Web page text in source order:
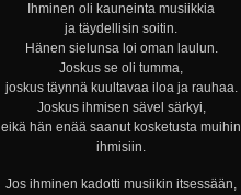
Ihminen oli kauneinta musiikkia
ja täydellisin soitin.
Hänen sielunsa loi oman laulun.
Joskus se oli tumma,
joskus täynnä kuultavaa iloa ja rauhaa.
Joskus ihmisen sävel särkyi,
eikä hän enää saanut kosketusta muihin
ihmisiin.
Jos ihminen kadotti musiikin itsessään,